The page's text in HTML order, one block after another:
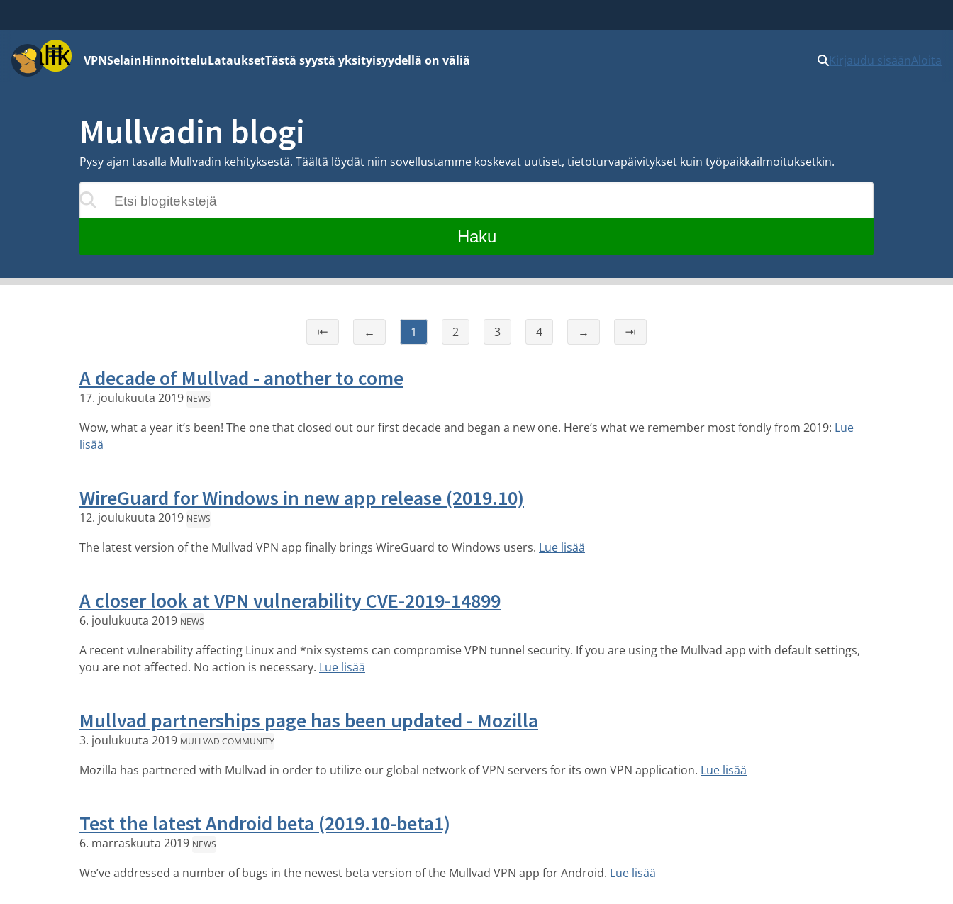
Valikko
VPNSelainHinnoitteluLatauksetTästä syystä yksityisyydellä on väliä Kirjaudu sisäänAloita
Mullvadin blogi
Pysy ajan tasalla Mullvadin kehityksestä. Täältä löydät niin sovellustamme koskevat uutiset, tietoturvapäivitykset kuin työpaikkailmoituksetkin.
Etsi blogitekstejä
päivittyvät kirjoittaessasi
Haku
⇤ ← 1 2 3 4 → ⇥
A decade of Mullvad - another to come
17. joulukuuta 2019 NEWS
Wow, what a year it’s been! The one that closed out our first decade and began a new one. Here’s what we remember most fondly from 2019: Lue
lisää
WireGuard for Windows in new app release (2019.10)
12. joulukuuta 2019 NEWS
The latest version of the Mullvad VPN app finally brings WireGuard to Windows users. Lue lisää
A closer look at VPN vulnerability CVE-2019-14899
6. joulukuuta 2019 NEWS
A recent vulnerability affecting Linux and *nix systems can compromise VPN tunnel security. If you are using the Mullvad app with default settings,
you are not affected. No action is necessary. Lue lisää
Mullvad partnerships page has been updated - Mozilla
3. joulukuuta 2019 MULLVAD COMMUNITY
Mozilla has partnered with Mullvad in order to utilize our global network of VPN servers for its own VPN application. Lue lisää
Test the latest Android beta (2019.10-beta1)
6. marraskuuta 2019 NEWS
We’ve addressed a number of bugs in the newest beta version of the Mullvad VPN app for Android. Lue lisää